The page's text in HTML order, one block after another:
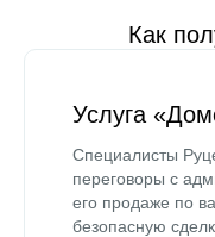
Как
Услуга
Специалисты
переговоры с
его продаже по
безопасную